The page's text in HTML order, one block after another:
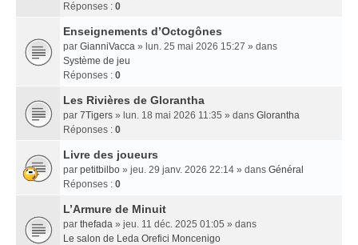
Réponses : 0
Enseignements dʼOctogônes
par GianniVacca » lun. 25 mai 2026 15:27 » dans
Système de jeu
Réponses : 0
Les Rivières de Glorantha
par 7Tigers » lun. 18 mai 2026 11:35 » dans Glorantha
Réponses : 0
Livre des joueurs
par petitbilbo » jeu. 29 janv. 2026 22:14 » dans Général
Réponses : 0
L’Armure de Minuit
par thefada » jeu. 11 déc. 2025 01:05 » dans
Le salon de Leda Orefici Moncenigo